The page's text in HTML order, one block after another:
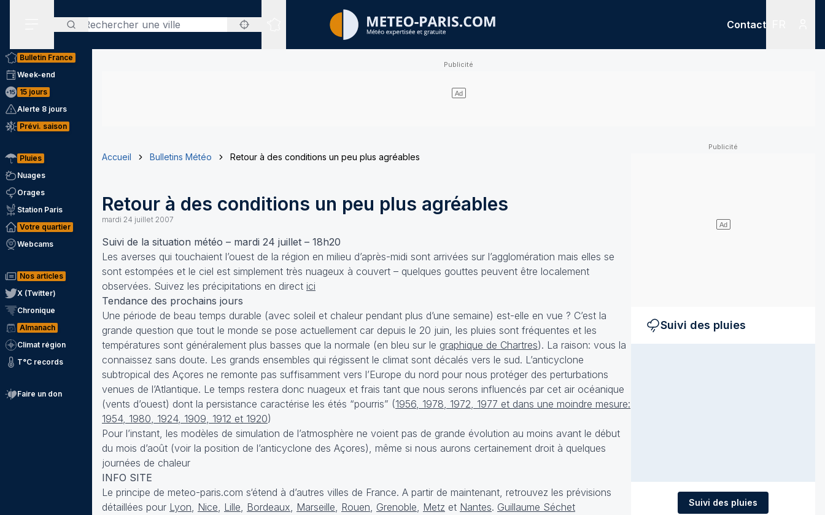
Rechercher
Sites expertisés
Contact
Bulletin France
Week-end
15 jours
Alerte 8 jours
Prévi. saison
Pluies
Nuages
Orages
Station Paris
Votre quartier
Webcams
Nos articles
X (Twitter)
Chronique
Almanach
Climat région
T°C records
Faire un don
Accueil Bulletins Météo Retour à des conditions un peu plus agréables
Retour à des conditions un peu plus agréables
mardi 24 juillet 2007
Suivi de la situation météo – mardi 24 juillet – 18h20
Les averses qui touchaient l’ouest de la région en milieu d’après-midi sont arrivées sur l’agglomération mais elles se
sont estompées et le ciel est simplement très nuageux à couvert – quelques gouttes peuvent être localement
observées. Suivez les précipitations en direct ici
Tendance des prochains jours
Une période de beau temps durable (avec soleil et chaleur pendant plus d’une semaine) est-elle en vue ? C’est la
grande question que tout le monde se pose actuellement car depuis le 20 juin, les pluies sont fréquentes et les
températures sont généralement plus basses que la normale (en bleu sur le graphique de Chartres). La raison: vous la
connaissez sans doute. Les grands ensembles qui régissent le climat sont décalés vers le sud. L’anticyclone
subtropical des Açores ne remonte pas suffisamment vers l’Europe du nord pour nous protéger des perturbations
venues de l’Atlantique. Le temps restera donc nuageux et frais tant que nous serons influencés par cet air océanique
(vents d’ouest) dont la persistance caractérise les étés “pourris” (1956, 1978, 1972, 1977 et dans une moindre mesure:
1954, 1980, 1924, 1909, 1912 et 1920)
Pour l’instant, les modèles de simulation de l’atmosphère ne voient pas de grande évolution au moins avant le début
du mois d’août (voir la position de l’anticyclone des Açores), même si nous aurons certainement droit à quelques
journées de chaleur
INFO SITE
Le principe de meteo-paris.com s‘étend à d’autres villes de France. A partir de maintenant, retrouvez les prévisions
détaillées pour Lyon, Nice, Lille, Bordeaux, Marseille, Rouen, Grenoble, Metz et Nantes. Guillaume Séchet
Suivi des pluies
Suivi des pluies